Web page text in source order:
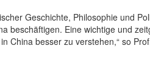
Geschichte, Philosophie und
beschäftigen. Eine wichtige und
China besser zu verstehen,“ so